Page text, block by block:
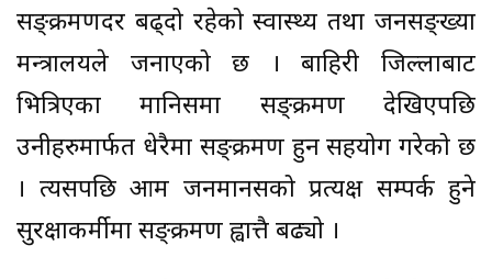
सङ्क्रमणदर बढ्दो रहेको स्वास्थ्य तथा जनसङ्ख्या
मन्त्रालयले जनाएको छ । बाहिरी जिल्लाबाट
भित्रिएका मानिसमा सङ्क्रमण देखिएपछि
उनीहरुमार्फत धेरैमा सङ्क्रमण हुन सहयोग गरेको छ
। त्यसपछि आम जनमानसको प्रत्यक्ष सम्पर्क हुने
सुरक्षाकर्मीमा सङ्क्रमण ह्वात्तै बढ्यो ।